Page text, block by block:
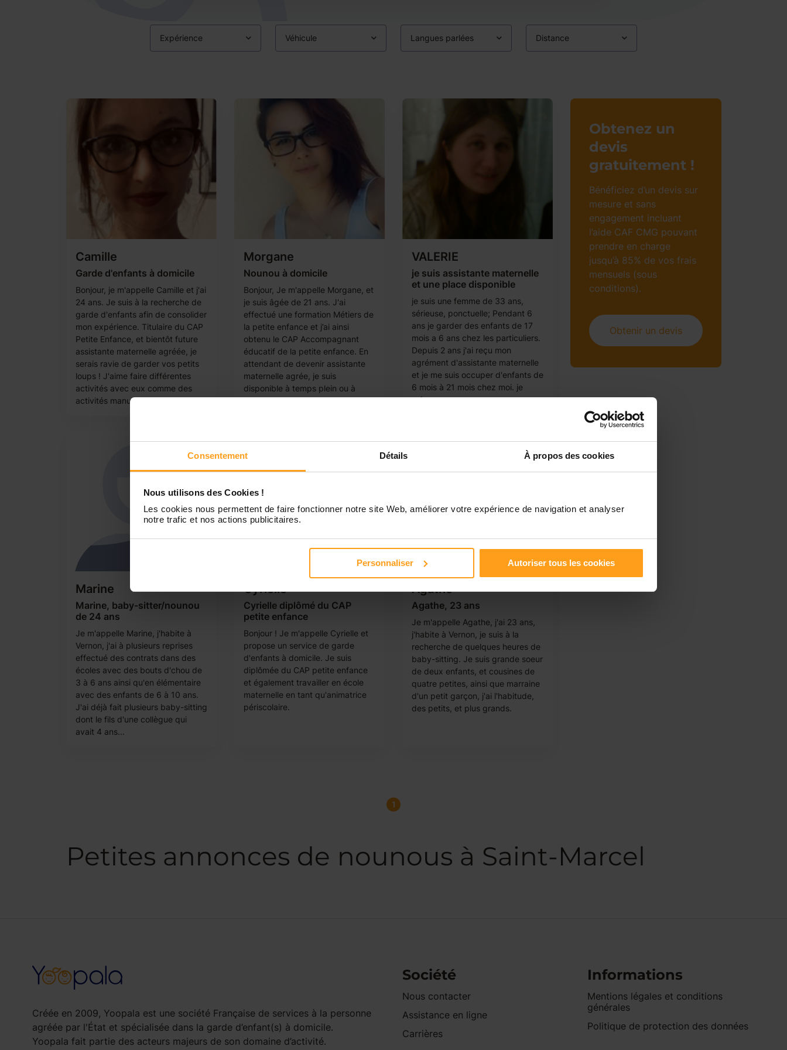
Consentement Détails À propos des cookies
Nous utilisons des Cookies !
Les cookies nous permettent de faire fonctionner notre site Web, améliorer votre expérience de navigation et analyser
notre trafic et nos actions publicitaires.
Personnaliser Autoriser tous les cookies
Expérience Véhicule Langues parlées Distance
Camille
Garde d'enfants à domicile
Bonjour, je m'appelle Camille et j'ai
24 ans. Je suis à la recherche de
garde d'enfants afin de consolider
mon expérience. Titulaire du CAP
Petite Enfance, et bientôt future
assistante maternelle agréée, je
serais ravie de garder vos petits
loups ! J'aime faire différentes
activités avec eux comme des
activités manuelles...
Morgane
Nounou à domicile
Bonjour, Je m'appelle Morgane, et
je suis âgée de 21 ans. J'ai
effectué une formation Métiers de
la petite enfance et j’ai ainsi
obtenu le CAP Accompagnant
éducatif de la petite enfance. En
attendant de devenir assistante
maternelle agrée, je suis
disponible à temps plein ou à
temps partiel...
VALERIE
je suis assistante maternelle
et une place disponible
je suis une femme de 33 ans,
sérieuse, ponctuelle; Pendant 6
ans je garder des enfants de 17
mois a 6 ans chez les particuliers.
Depuis 2 ans j'ai reçu mon
agrément d'assistante maternelle
et je me suis occuper d'enfants de
6 mois à 21 mois chez moi. je
suis...
Marine
Marine, baby-sitter/nounou
de 24 ans
Je m'appelle Marine, j'habite à
Vernon, j'ai à plusieurs reprises
effectué des contrats dans des
écoles avec des bouts d'chou de
3 à 6 ans ainsi qu'en élémentaire
avec des enfants de 6 à 10 ans.
J'ai déjà fait plusieurs baby-sitting
dont le fils d'une collègue qui
avait 4 ans...
Cyrielle
Cyrielle diplômé du CAP
petite enfance
Bonjour ! Je m'appelle Cyrielle et
propose un service de garde
d'enfants à domicile. Je suis
diplômée du CAP petite enfance
et également travailler en école
maternelle en tant qu'animatrice
périscolaire.
Agathe
Agathe, 23 ans
Je m'appelle Agathe, j'ai 23 ans,
j'habite à Vernon, je suis à la
recherche de quelques heures de
baby-sitting. Je suis grande soeur
de deux enfants, et cousines de
quatre petites, ainsi que marraine
d'un petit garçon, j'ai l'habitude,
des petits, et plus grands.
Obtenez un
devis
gratuitement !
Bénéficiez d’un devis sur
mesure et sans
engagement incluant
l’aide CAF CMG pouvant
prendre en charge
jusqu’à 85% de vos frais
mensuels (sous
conditions).
Obtenir un devis
1
Petites annonces de nounous à Saint-Marcel
Créée en 2009, Yoopala est une société Française de services à la personne
agréée par l'État et spécialisée dans la garde d’enfant(s) à domicile.
Yoopala fait partie des acteurs majeurs de son domaine d’activité.
Société
Nous contacter
Assistance en ligne
Carrières
Informations
Mentions légales et conditions
générales
Politique de protection des données